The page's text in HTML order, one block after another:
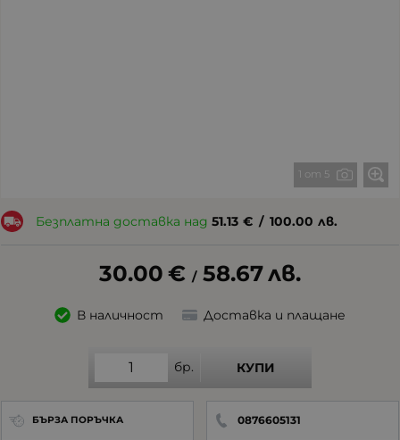
1 от 5
Безплатна доставка над 51.13 € / 100.00 лв.
30.00 € / 58.67лв.
В наличност Доставка и плащане
бр. КУПИ
БЪРЗА ПОРЪЧКА 0876605131